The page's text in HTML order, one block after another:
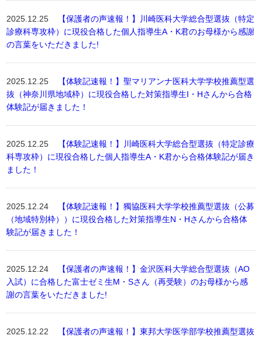
2025.12.25
【保護者の声速報！】川崎医科大学総合型選抜（特定
診療科専攻枠）に現役合格した個人指導生A・K君のお母様から感謝
の言葉をいただきました!
2025.12.25
【体験記速報！】聖マリアンナ医科大学学校推薦型選
抜（神奈川県地域枠）に現役合格した対策指導生I・Hさんから合格
体験記が届きました！
2025.12.25
【体験記速報！】川崎医科大学総合型選抜（特定診療
科専攻枠）に現役合格した個人指導生A・K君から合格体験記が届き
ました！
2025.12.24
【体験記速報！】獨協医科大学学校推薦型選抜（公募
（地域特別枠））に現役合格した対策指導生N・Hさんから合格体
験記が届きました！
2025.12.24
【保護者の声速報！】金沢医科大学総合型選抜（AO
入試）に合格した富士ゼミ生M・Sさん（再受験）のお母様から感
謝の言葉をいただきました!
2025.12.22
【保護者の声速報！】東邦大学医学部学校推薦型選抜